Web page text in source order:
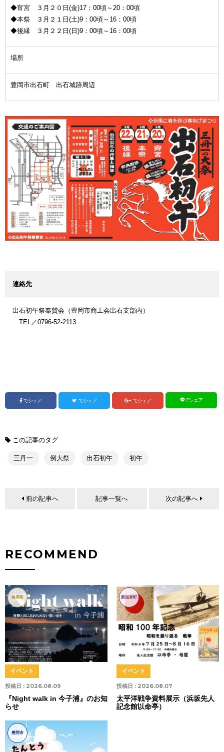
◆宵宮 ３月２０日(金)17：00頃～20：00頃
◆本祭 ３月２１日(土)9：00頃～16：00頃
◆後縁 ３月２２日(日)9：00頃～16：00頃
場所
豊岡市出石町 出石城跡周辺
連絡先
出石初午祭奉賛会（豊岡市商工会出石支部内）
TEL／0796-52-2113
でシェア でシェア でシェア でシェア
この記事のタグ
三丹一 例大祭 出石初午 初午
前の記事へ 記事一覧へ 次の記事へ
RECOMMEND
香美町
投稿日 : 2026.08.09
イベント
『Night walk in 今子浦』のお知
らせ
新温泉町
投稿日 : 2026.08.07
イベント
太平洋戦争資料展示（浜坂先人
記念館以命亭）
豊岡市